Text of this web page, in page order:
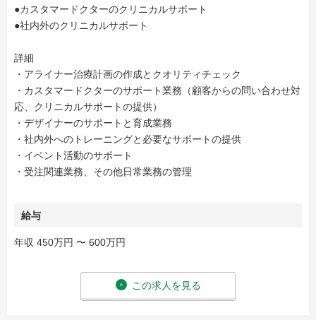
●カスタマードクターのクリニカルサポート
●社内外のクリニカルサポート
詳細
・アライナー治療計画の作成とクオリティチェック
・カスタマードクターのサポート業務（顧客からの問い合わせ対
応、クリニカルサポートの提供）
・デザイナーのサポートと育成業務
・社内外へのトレーニングと必要なサポートの提供
・イベント活動のサポート
・受注関連業務、その他日常業務の管理
給与
年収 450万円 〜 600万円
この求人を見る